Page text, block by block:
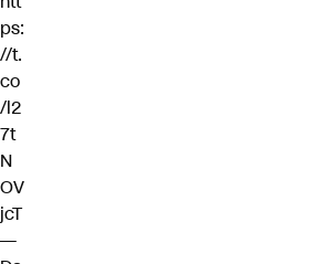
ps:
//t.
co
/l2
7t
N
OV
jcT
—